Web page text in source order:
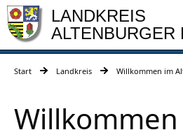
LANDKREIS
ALTENBURGER
Start Landkreis Willkommen im